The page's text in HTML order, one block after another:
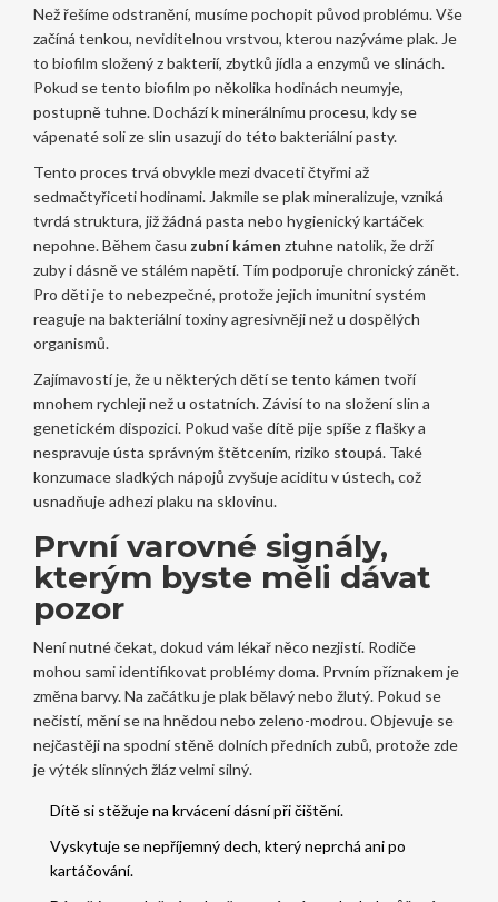
Než řešíme odstranění, musíme pochopit původ problému. Vše
začíná tenkou, neviditelnou vrstvou, kterou nazýváme plak. Je
to biofilm složený z bakterií, zbytků jídla a enzymů ve slinách.
Pokud se tento biofilm po několika hodinách neumyje,
postupně tuhne. Dochází k minerálnímu procesu, kdy se
vápenaté soli ze slin usazují do této bakteriální pasty.
Tento proces trvá obvykle mezi dvaceti čtyřmi až
sedmačtyřiceti hodinami. Jakmile se plak mineralizuje, vzniká
tvrdá struktura, již žádná pasta nebo hygienický kartáček
nepohne. Během času zubní kámen ztuhne natolik, že drží
zuby i dásně ve stálém napětí. Tím podporuje chronický zánět.
Pro děti je to nebezpečné, protože jejich imunitní systém
reaguje na bakteriální toxiny agresivněji než u dospělých
organismů.
Zajímavostí je, že u některých dětí se tento kámen tvoří
mnohem rychleji než u ostatních. Závisí to na složení slin a
genetickém dispozici. Pokud vaše dítě pije spíše z flašky a
nespravuje ústa správným štětcením, riziko stoupá. Také
konzumace sladkých nápojů zvyšuje aciditu v ústech, což
usnadňuje adhezi plaku na sklovinu.
První varovné signály,
kterým byste měli dávat
pozor
Není nutné čekat, dokud vám lékař něco nezjistí. Rodiče
mohou sami identifikovat problémy doma. Prvním příznakem je
změna barvy. Na začátku je plak bělavý nebo žlutý. Pokud se
nečistí, mění se na hnědou nebo zeleno-modrou. Objevuje se
nejčastěji na spodní stěně dolních předních zubů, protože zde
je výték slinných žláz velmi silný.
Dítě si stěžuje na krvácení dásní při čištění.
Vyskytuje se nepříjemný dech, který neprchá ani po
kartáčování.